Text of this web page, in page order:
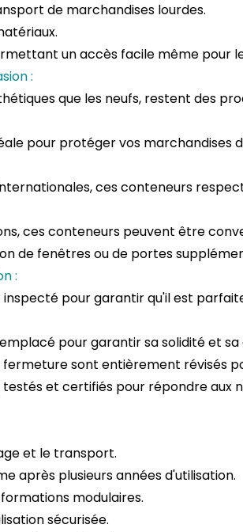
de marchandises lourdes.
un accès facile même pour
:
que les neufs, restent des
pour protéger vos marchandises
ces conteneurs
ces conteneurs peuvent être
de fenêtres ou de portes
:
pour garantir qu'il est
pour garantir sa solidité et sa
sont entièrement révisés
et certifiés pour répondre aux
et le transport.
après plusieurs années d'utilisation.
modulaires.
sécurisée.